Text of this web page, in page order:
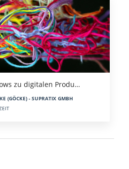
zu digitalen Produ…
(GÖCKE) - SUPRATIX GMBH